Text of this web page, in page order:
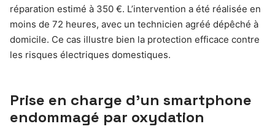
réparation estimé à 350 €. L’intervention a été réalisée en
moins de 72 heures, avec un technicien agréé dépêché à
domicile. Ce cas illustre bien la protection efficace contre
les risques électriques domestiques.
Prise en charge d’un smartphone
endommagé par oxydation